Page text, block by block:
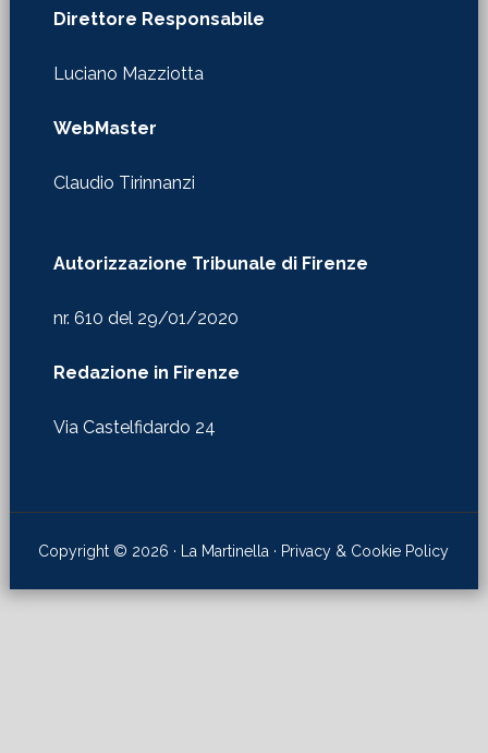
Direttore Responsabile
Luciano Mazziotta
WebMaster
Claudio Tirinnanzi
Autorizzazione Tribunale di Firenze
nr. 610 del 29/01/2020
Redazione in Firenze
Via Castelfidardo 24
Copyright © 2026 · La Martinella · Privacy & Cookie Policy